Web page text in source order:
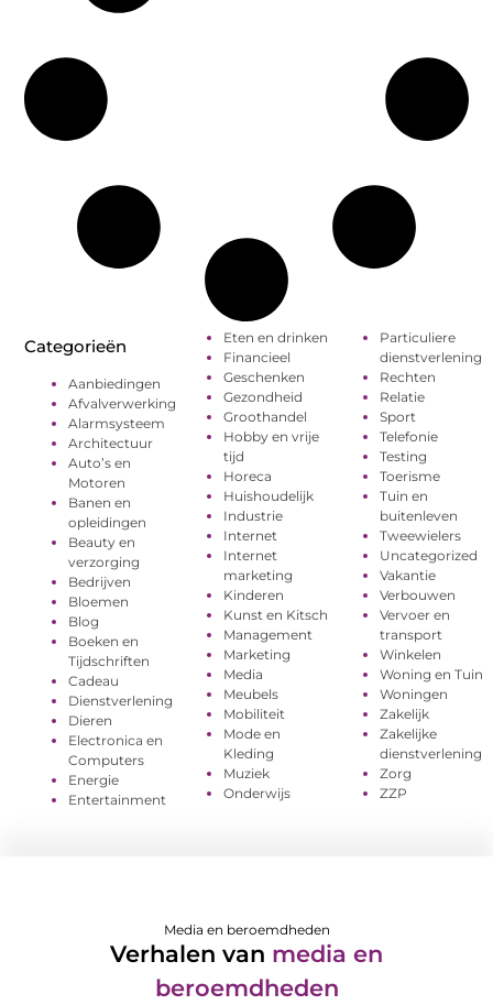
Categorieën
Aanbiedingen
Afvalverwerking
Alarmsysteem
Architectuur
Auto’s en
Motoren
Banen en
opleidingen
Beauty en
verzorging
Bedrijven
Bloemen
Blog
Boeken en
Tijdschriften
Cadeau
Dienstverlening
Dieren
Electronica en
Computers
Energie
Entertainment
Eten en drinken
Financieel
Geschenken
Gezondheid
Groothandel
Hobby en vrije
tijd
Horeca
Huishoudelijk
Industrie
Internet
Internet
marketing
Kinderen
Kunst en Kitsch
Management
Marketing
Media
Meubels
Mobiliteit
Mode en
Kleding
Muziek
Onderwijs
Particuliere
dienstverlening
Rechten
Relatie
Sport
Telefonie
Testing
Toerisme
Tuin en
buitenleven
Tweewielers
Uncategorized
Vakantie
Verbouwen
Vervoer en
transport
Winkelen
Woning en Tuin
Woningen
Zakelijk
Zakelijke
dienstverlening
Zorg
ZZP
Media en beroemdheden
Verhalen van media en
beroemdheden